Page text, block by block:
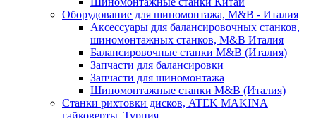
Оборудование для шиномонтажа, M&B - Италия
Аксессуары для балансировочных станков,
шиномонтажных станков, M&B Италия
Балансировочные станки M&B (Италия)
Запчасти для балансировки
Запчасти для шиномонтажа
Шиномонтажные станки M&B (Италия)
Станки рихтовки дисков, ATEK MAKINA
гайковерты, Турция